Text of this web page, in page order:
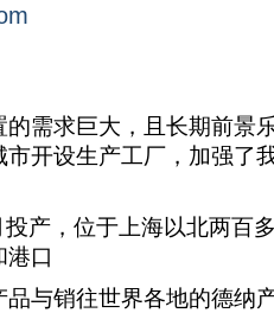
需求巨大，且长期前景
开设生产工厂，加强了
产，位于上海以北两百
港口
与销往世界各地的德纳